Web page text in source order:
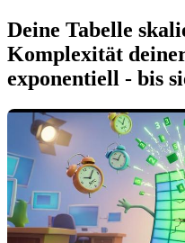
Deine Tabelle
Komplexität
exponentiell - bis